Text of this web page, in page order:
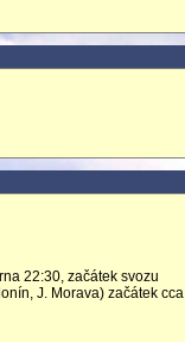
22:30, začátek svozu
J. Morava) začátek cca